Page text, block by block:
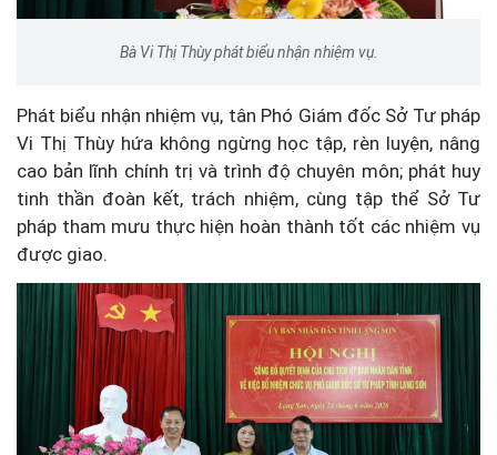
Bà Vi Thị Thùy phát biểu nhận nhiệm vụ.
Phát biểu nhận nhiệm vụ, tân Phó Giám đốc Sở Tư pháp
Vi Thị Thùy hứa không ngừng học tập, rèn luyện, nâng
cao bản lĩnh chính trị và trình độ chuyên môn; phát huy
tinh thần đoàn kết, trách nhiệm, cùng tập thể Sở Tư
pháp tham mưu thực hiện hoàn thành tốt các nhiệm vụ
được giao.